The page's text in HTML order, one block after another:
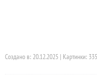
Создано в: 20.12.2025 | Картинки: 335